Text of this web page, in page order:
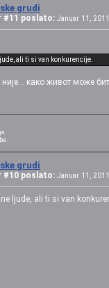
grudi
#11 poslato: Januar 11,
ali ti si van konkurencije.
није... како живот може
grudi
#10 poslato: Januar 11,
ljude, ali ti si van